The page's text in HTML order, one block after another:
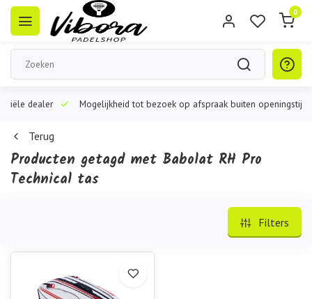
0
dealer Mogelijkheid tot bezoek op afspraak buiten openingstijden
Terug
Producten getagd met Babolat RH Pro
Technical tas
Filters